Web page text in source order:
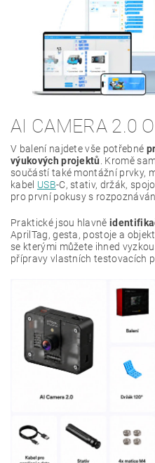
AI CAMERA 2.0
V balení najdete vše potřebné
výukových projektů . Kromě
součástí také montážní prvky,
kabel USB-C, stativ, držák,
pro první pokusy s
Praktické jsou hlavně
AprilTag, gesta, postoje a
se kterými můžete ihned
přípravy vlastních testovacích